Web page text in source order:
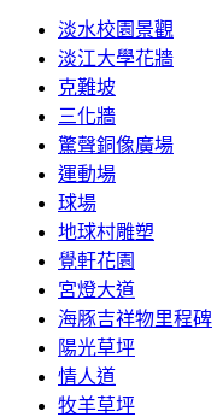
淡水校園景觀
淡江大學花牆
克難坡
三化牆
驚聲銅像廣場
運動場
球場
地球村雕塑
覺軒花園
宮燈大道
海豚吉祥物里程碑
陽光草坪
情人道
牧羊草坪